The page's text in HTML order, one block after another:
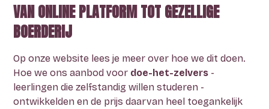
VAN ONLINE PLATFORM TOT GEZELLIGE
BOERDERIJ
Op onze website lees je meer over hoe we dit doen.
Hoe we ons aanbod voor doe-het-zelvers -
leerlingen die zelfstandig willen studeren -
ontwikkelden en de prijs daarvan heel toegankelijk